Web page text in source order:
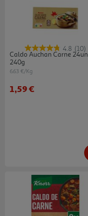
4.8 (10)
Caldo Auchan Carne 24un
240g
6.63 €/Kg
1,59 €